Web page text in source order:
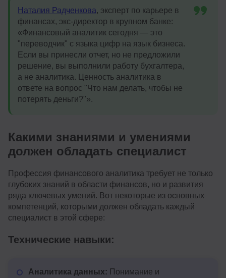
Наталия Радченкова, эксперт по карьере в
финансах, экс-директор в крупном банке:
«Финансовый аналитик сегодня — это
"переводчик" с языка цифр на язык бизнеса.
Если вы принесли отчет, но не предложили
решение, вы выполнили работу бухгалтера,
а не аналитика. Ценность аналитика в
ответе на вопрос "Что нам делать, чтобы не
потерять деньги?"».
Какими знаниями и умениями
должен обладать специалист
Профессия финансового аналитика требует не только
глубоких знаний в области финансов, но и развития
ряда ключевых умений. Вот некоторые из основных
компетенций, которыми должен обладать каждый
специалист в этой сфере:
Технические навыки:
Аналитика данных: Понимание и